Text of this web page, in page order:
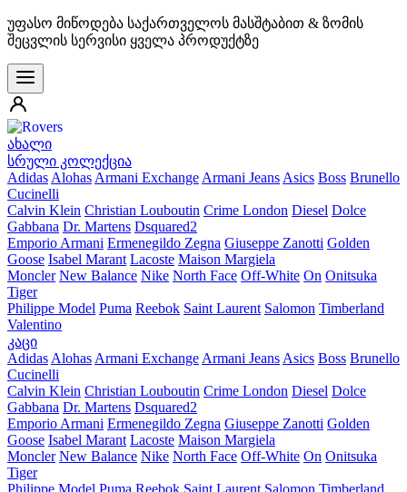
უფასო მიწოდება საქართველოს მასშტაბით & ზომის
შეცვლის სერვისი ყველა პროდუქტზე
ახალი
სრული კოლექცია
Adidas Alohas Armani Exchange Armani Jeans Asics Boss Brunello
Cucinelli
Calvin Klein Christian Louboutin Crime London Diesel Dolce
Gabbana Dr. Martens Dsquared2
Emporio Armani Ermenegildo Zegna Giuseppe Zanotti Golden
Goose Isabel Marant Lacoste Maison Margiela
Moncler New Balance Nike North Face Off-White On Onitsuka
Tiger
Philippe Model Puma Reebok Saint Laurent Salomon Timberland
Valentino
კაცი
Adidas Alohas Armani Exchange Armani Jeans Asics Boss Brunello
Cucinelli
Calvin Klein Christian Louboutin Crime London Diesel Dolce
Gabbana Dr. Martens Dsquared2
Emporio Armani Ermenegildo Zegna Giuseppe Zanotti Golden
Goose Isabel Marant Lacoste Maison Margiela
Moncler New Balance Nike North Face Off-White On Onitsuka
Tiger
Philippe Model Puma Reebok Saint Laurent Salomon Timberland